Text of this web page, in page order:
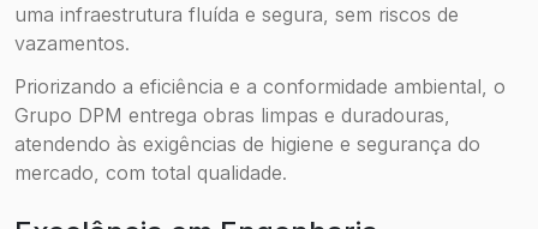
uma infraestrutura fluída e segura, sem riscos de
vazamentos.
Priorizando a eficiência e a conformidade ambiental, o
Grupo DPM entrega obras limpas e duradouras,
atendendo às exigências de higiene e segurança do
mercado, com total qualidade.